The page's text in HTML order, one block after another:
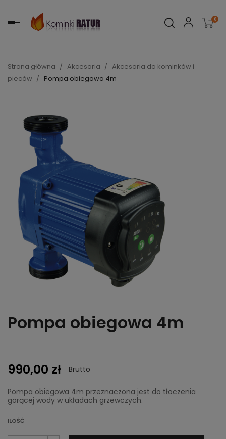
Toggle 0
Strona główna Akcesoria
Akcesoria do kominków i
pieców
Pompa obiegowa 4m
Pompa obiegowa 4m
990,00 zł Brutto
Pompa obiegowa 4m przeznaczona jest do tłoczenia
gorącej wody w układach grzewczych.
ILOŚĆ